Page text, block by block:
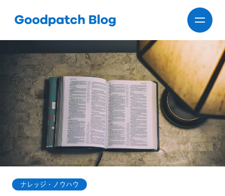
ナレッジ・ノウハウ